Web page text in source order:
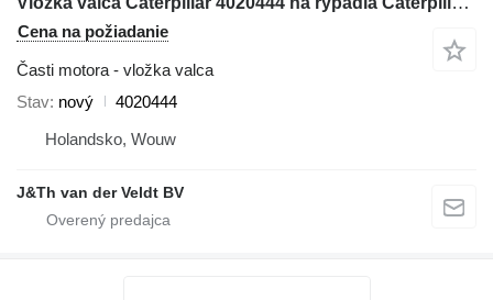
Cena na požiadanie
Časti motora - vložka valca
Stav nový
4020444
Holandsko, Wouw
J&Th van der Veldt BV